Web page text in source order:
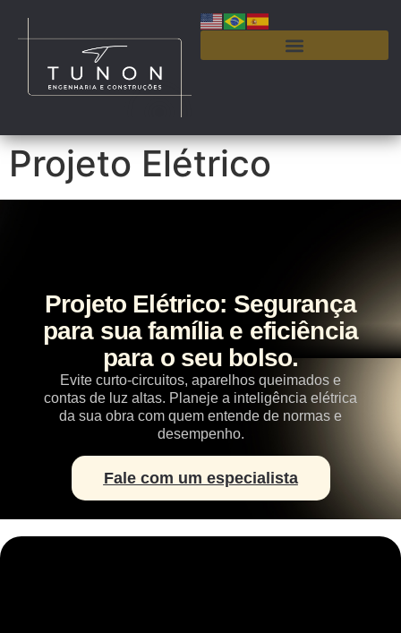
Projeto Elétrico
Projeto Elétrico: Segurança
para sua família e eficiência
para o seu bolso.
Evite curto-circuitos, aparelhos queimados e
contas de luz altas. Planeje a inteligência elétrica
da sua obra com quem entende de normas e
desempenho.
Fale com um especialista